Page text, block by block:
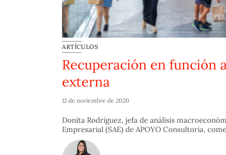
ARTÍCULOS
Recuperación en función
externa
12 de noviembre de 2020
Donita Rodríguez, jefa de análisis
Empresarial (SAE) de APOYO Consultoria,